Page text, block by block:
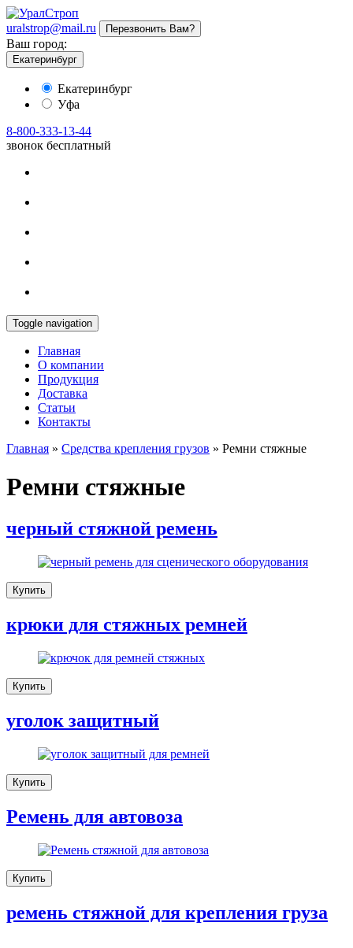
uralstrop@mail.ru Перезвонить Вам?
Ваш город:
Екатеринбург
Екатеринбург
Уфа
8-800-333-13-44
звонок бесплатный
Toggle navigation
Главная
О компании
Продукция
Доставка
Cтатьи
Контакты
Главная » Средства крепления грузов » Ремни стяжные
Ремни стяжные
черный стяжной ремень
Купить
крюки для стяжных ремней
Купить
уголок защитный
Купить
Ремень для автовоза
Купить
ремень стяжной для крепления груза